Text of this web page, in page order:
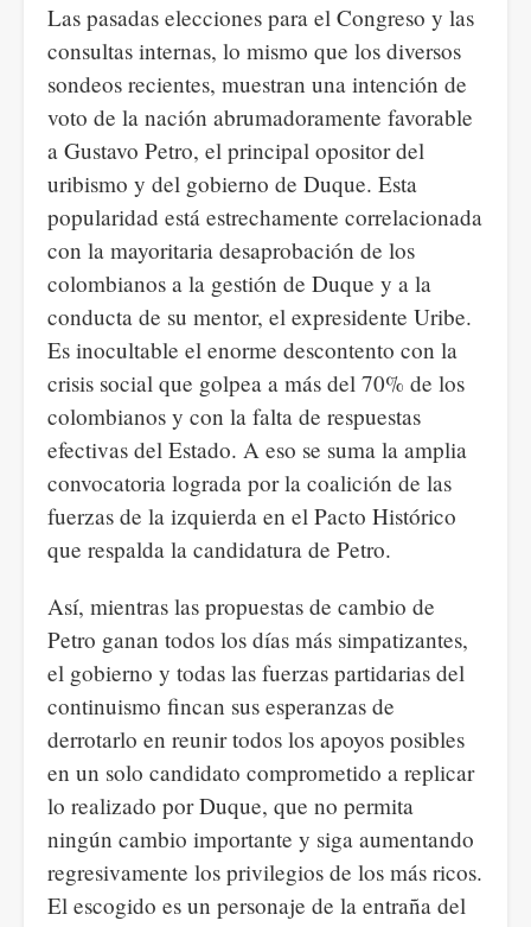
Las pasadas elecciones para el Congreso y las
consultas internas, lo mismo que los diversos
sondeos recientes, muestran una intención de
voto de la nación abrumadoramente favorable
a Gustavo Petro, el principal opositor del
uribismo y del gobierno de Duque. Esta
popularidad está estrechamente correlacionada
con la mayoritaria desaprobación de los
colombianos a la gestión de Duque y a la
conducta de su mentor, el expresidente Uribe.
Es inocultable el enorme descontento con la
crisis social que golpea a más del 70% de los
colombianos y con la falta de respuestas
efectivas del Estado. A eso se suma la amplia
convocatoria lograda por la coalición de las
fuerzas de la izquierda en el Pacto Histórico
que respalda la candidatura de Petro.
Así, mientras las propuestas de cambio de
Petro ganan todos los días más simpatizantes,
el gobierno y todas las fuerzas partidarias del
continuismo fincan sus esperanzas de
derrotarlo en reunir todos los apoyos posibles
en un solo candidato comprometido a replicar
lo realizado por Duque, que no permita
ningún cambio importante y siga aumentando
regresivamente los privilegios de los más ricos.
El escogido es un personaje de la entraña del